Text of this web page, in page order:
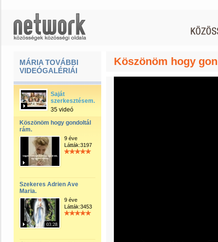
MÁRIA TOVÁBBI
VIDEÓGALÉRIÁI
Saját
szerkesztésem.
35 videó
Köszönöm hogy gondoltál
rám.
9 éve
Látták:3197
Szekeres Adrien Ave
Maria.
03:28
9 éve
Látták:3453
Köszönöm hogy